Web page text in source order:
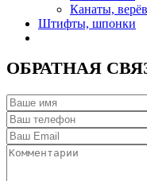
Канаты,
Штифты, шпонки
ОБРАТНАЯ